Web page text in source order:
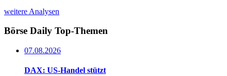
weitere Analysen
Börse Daily Top-Themen
07.08.2026
DAX: US-Handel stützt